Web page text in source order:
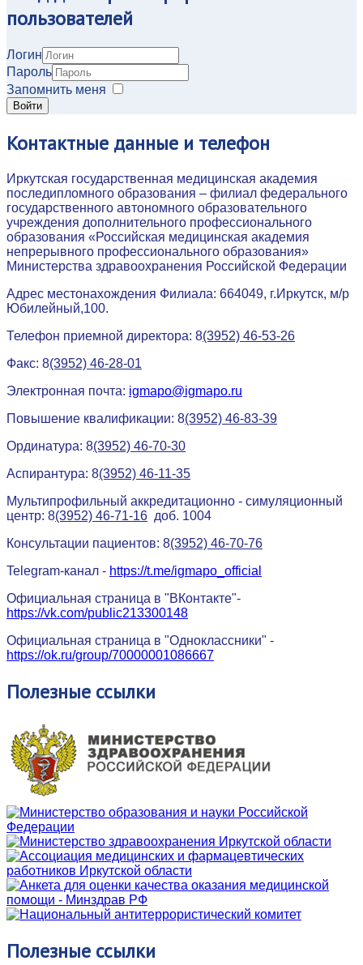
пользователей
Логин
Пароль
Запомнить меня
Войти
Контактные данные и телефон
Иркутская государственная медицинская академия
последипломного образования – филиал федерального
государственного автономного образовательного
учреждения дополнительного профессионального
образования «Российская медицинская академия
непрерывного профессионального образования»
Министерства здравоохранения Российской Федерации
Адрес местонахождения Филиала: 664049, г.Иркутск, м/р
Юбилейный,100.
Телефон приемной директора: 8(3952) 46-53-26
Факс: 8(3952) 46-28-01
Электронная почта: igmapo@igmapo.ru
Повышение квалификации: 8(3952) 46-83-39
Ординатура: 8(3952) 46-70-30
Аспирантура: 8(3952) 46-11-35
Мультипрофильный аккредитационно - симуляционный
центр: 8(3952) 46-71-16 доб. 1004
Консультации пациентов: 8(3952) 46-70-76
Telegram-канал - https://t.me/igmapo_official
Официальная страница в "ВКонтакте"-
https://vk.com/public213300148
Официальная страница в "Одноклассники" -
https://ok.ru/group/70000001086667
Полезные ссылки
Полезные ссылки